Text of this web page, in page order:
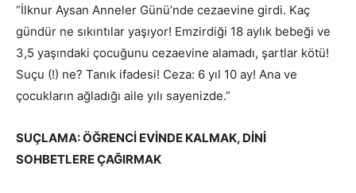
“İlknur Aysan Anneler Günü’nde cezaevine girdi. Kaç
gündür ne sıkıntılar yaşıyor! Emzirdiği 18 aylık bebeği ve
3,5 yaşındaki çocuğunu cezaevine alamadı, şartlar kötü!
Suçu (!) ne? Tanık ifadesi! Ceza: 6 yıl 10 ay! Ana ve
çocukların ağladığı aile yılı sayenizde.”
SUÇLAMA: ÖĞRENCİ EVİNDE KALMAK, DİNİ
SOHBETLERE ÇAĞIRMAK